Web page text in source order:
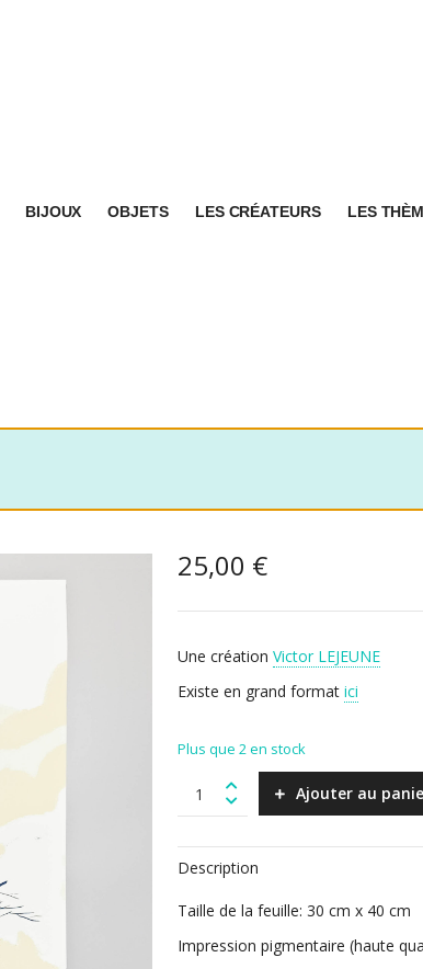
BIJOUX OBJETS LES CRÉATEURS LES
25,00 €
Une création Victor LEJEUNE
Existe en grand format ici
Plus que 2 en stock
(30
cm
40
quantity
Ajouter au
Description
Taille de la feuille: 30 cm x 40 cm
Impression pigmentaire (haute